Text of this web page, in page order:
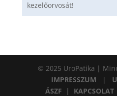
kezelőorvosát!
© 2025 UroPatika |
IMPRESSZUM |
ÁSZF | KAPCSOLAT